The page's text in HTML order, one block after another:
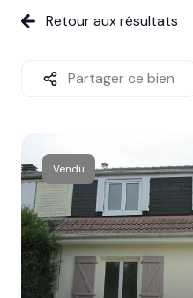
vendre
société
avis
clients
contact
Retour aux résultats
Partager ce bien
Vendu